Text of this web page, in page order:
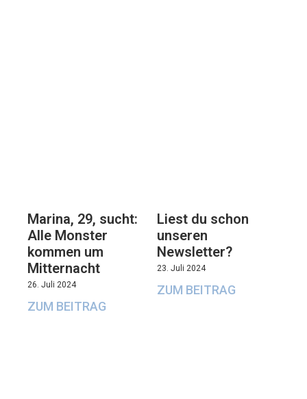
Marina, 29, sucht:
Alle Monster
kommen um
Mitternacht
26. Juli 2024
ZUM BEITRAG
Liest du schon
unseren
Newsletter?
23. Juli 2024
ZUM BEITRAG